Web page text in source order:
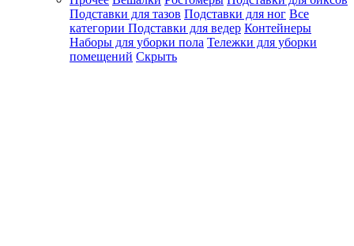
Подставки для тазов Подставки для ног Все
категории Подставки для ведер Контейнеры
Наборы для уборки пола Тележки для уборки
помещений Скрыть